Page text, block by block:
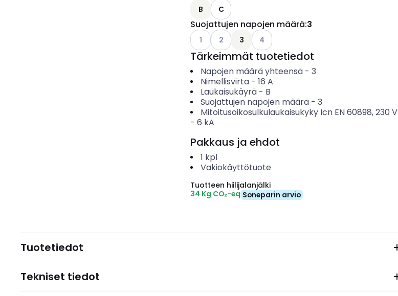
B C
Suojattujen napojen määrä:3
Katso käytettävissä olevat vaihtoehdot
1 Katso käytettävissä olevat vaihtoehdot
2 3 Katso käytettävissä olevat vaihtoehdot
4
Tärkeimmät tuotetiedot
Napojen määrä yhteensä- 3
Nimellisvirta- 16 A
Laukaisukäyrä- B
Suojattujen napojen määrä- 3
Mitoitusoikosulkulaukaisukyky Icn EN 60898, 230 V
- 6 kA
Pakkaus ja ehdot
1 kpl
Vakiokäyttötuote
Tuotteen hiilijalanjälki
34 Kg CO₂-eq Soneparin arvio
Tuotetiedot
Tekniset tiedot